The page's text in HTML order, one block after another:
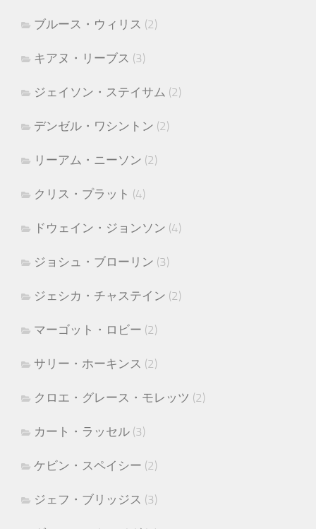
ブルース・ウィリス (2)
キアヌ・リーブス (3)
ジェイソン・ステイサム (2)
デンゼル・ワシントン (2)
リーアム・ニーソン (2)
クリス・プラット (4)
ドウェイン・ジョンソン (4)
ジョシュ・ブローリン (3)
ジェシカ・チャステイン (2)
マーゴット・ロビー (2)
サリー・ホーキンス (2)
クロエ・グレース・モレッツ (2)
カート・ラッセル (3)
ケビン・スペイシー (2)
ジェフ・ブリッジス (3)